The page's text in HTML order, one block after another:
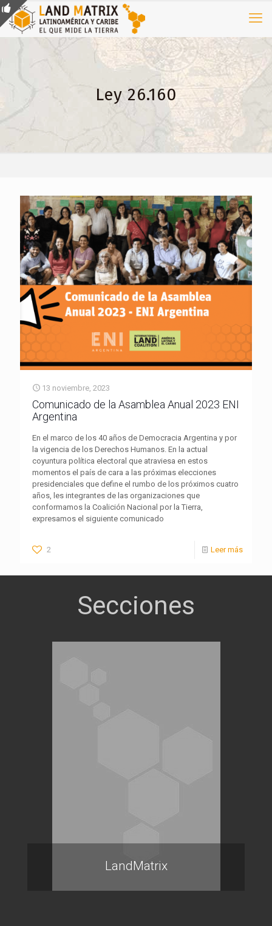
Ley 26.160
13 noviembre, 2023
Comunicado de la Asamblea Anual 2023 ENI
Argentina
En el marco de los 40 años de Democracia Argentina y por
la vigencia de los Derechos Humanos. En la actual
coyuntura política electoral que atraviesa en estos
momentos el país de cara a las próximas elecciones
presidenciales que define el rumbo de los próximos cuatro
años, les integrantes de las organizaciones que
conformamos la Coalición Nacional por la Tierra,
expresamos el siguiente comunicado
2 Leer más
LandMatrix